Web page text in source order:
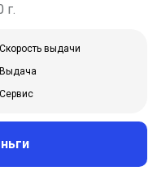
г.
Скорость выдачи
Выдача
Сервис